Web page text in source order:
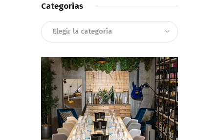
Categorias
Categorias